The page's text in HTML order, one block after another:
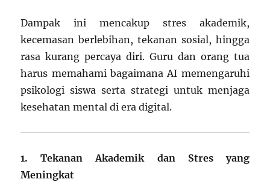
Dampak ini mencakup stres akademik,
kecemasan berlebihan, tekanan sosial, hingga
rasa kurang percaya diri. Guru dan orang tua
harus memahami bagaimana AI memengaruhi
psikologi siswa serta strategi untuk menjaga
kesehatan mental di era digital.
1. Tekanan Akademik dan Stres yang
Meningkat